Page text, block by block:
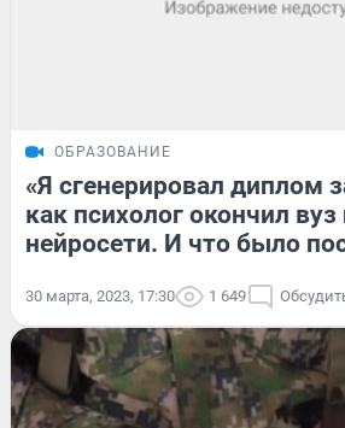
ОБРАЗОВАНИЕ
«Я сгенерировал диплом
как психолог окончил
нейросети. И что было
30 марта, 2023, 17:30 1 649